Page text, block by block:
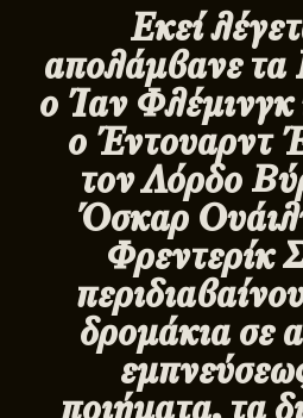
Εκεί
απολάμβανε τα
ο Ίαν Φλέμινγκ
ο Έντουαρντ
τον Λόρδο
Όσκαρ
Φρεντερίκ
δρομάκια σε
ποιήματα, τα